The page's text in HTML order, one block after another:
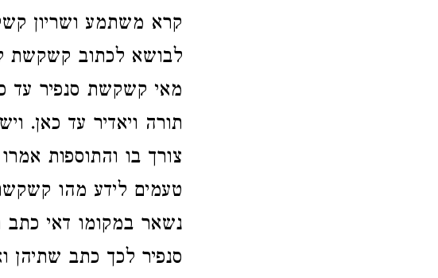
קרא משתמע ושריון
לבושא לכתוב קשקשת
מאי קשקשת סנפיר עד
תורה ויאדיר עד כאן.
צורך בו והתוספות
טעמים לידע מהו
נשאר במקומו דאי
סנפיר לכך כתב שתיהן